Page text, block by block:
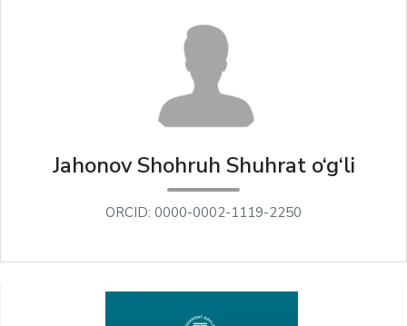
Jahonov Shohruh Shuhrat o‘g‘li
ORCID: 0000-0002-1119-2250